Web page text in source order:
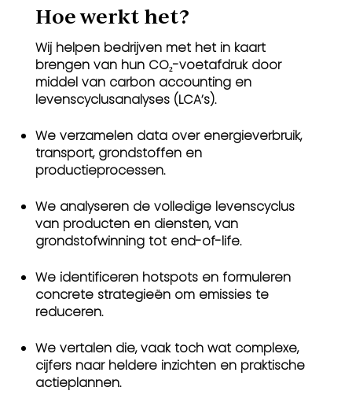
Hoe werkt het?​
Wij helpen bedrijven met het in kaart
brengen van hun CO₂-voetafdruk door
middel van carbon accounting en
levenscyclusanalyses (LCA’s).
We verzamelen data over energieverbruik,
transport, grondstoffen en
productieprocessen.
We analyseren de volledige levenscyclus
van producten en diensten, van
grondstofwinning tot end-of-life.
We identificeren hotspots en formuleren
concrete strategieën om emissies te
reduceren.
We vertalen die, vaak toch wat complexe,
cijfers naar heldere inzichten en praktische
actieplannen.